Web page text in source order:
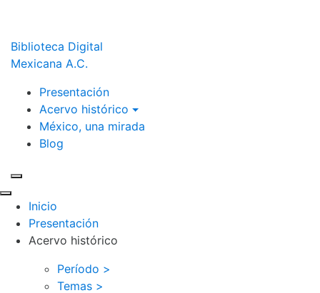
Biblioteca Digital
Mexicana A.C.
Presentación
Acervo histórico
México, una mirada
Blog
Inicio
Presentación
Acervo histórico
Período >
Temas >